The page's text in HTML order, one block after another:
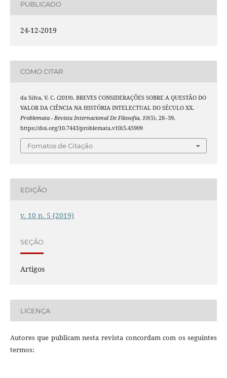
PUBLICADO
24-12-2019
COMO CITAR
da Silva, V. C. (2019). BREVES CONSIDERAÇÕES SOBRE A QUESTÃO DO
VALOR DA CIÊNCIA NA HISTÓRIA INTELECTUAL DO SÉCULO XX.
Problemata - Revista Internacional De Filosofia, 10(5), 28–39.
https://doi.org/10.7443/problemata.v10i5.45909
Fomatos de Citação
EDIÇÃO
v. 10 n. 5 (2019)
SEÇÃO
Artigos
LICENÇA
Autores que publicam nesta revista concordam com os seguintes
termos: